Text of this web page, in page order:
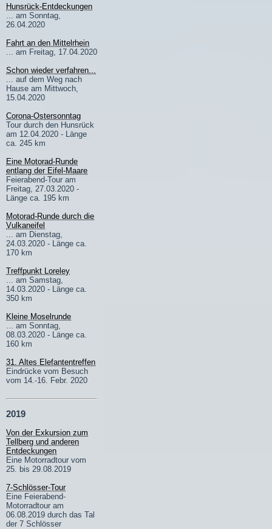
Hunsrück-Entdeckungen
... am Sonntag,
26.04.2020
Fahrt an den Mittelrhein
... am Freitag, 17.04.2020
Schon wieder verfahren...
... auf dem Weg nach
Hause am Mittwoch,
15.04.2020
Corona-Ostersonntag
Tour durch den Hunsrück
am 12.04.2020 - Länge
ca. 245 km
Eine Motorad-Runde
entlang der Eifel-Maare
Feierabend-Tour am
Freitag, 27.03.2020 -
Länge ca. 195 km
Motorad-Runde durch die
Vulkaneifel
... am Dienstag,
24.03.2020 - Länge ca.
170 km
Treffpunkt Loreley
... am Samstag,
14.03.2020 - Länge ca.
350 km
Kleine Moselrunde
... am Sonntag,
08.03.2020 - Länge ca.
160 km
31. Altes Elefantentreffen
Eindrücke vom Besuch
vom 14.-16. Febr. 2020
2019
Von der Exkursion zum
Tellberg und anderen
Entdeckungen
Eine Motorradtour vom
25. bis 29.08.2019
7-Schlösser-Tour
Eine Feierabend-
Motorradtour am
06.08.2019 durch das Tal
der 7 Schlösser